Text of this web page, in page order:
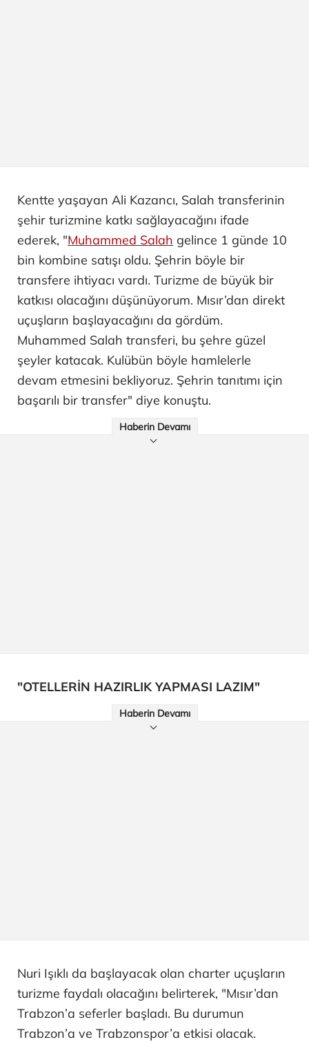
Kentte yaşayan Ali Kazancı, Salah transferinin
şehir turizmine katkı sağlayacağını ifade
ederek, "Muhammed Salah gelince 1 günde 10
bin kombine satışı oldu. Şehrin böyle bir
transfere ihtiyacı vardı. Turizme de büyük bir
katkısı olacağını düşünüyorum. Mısır’dan direkt
uçuşların başlayacağını da gördüm.
Muhammed Salah transferi, bu şehre güzel
şeyler katacak. Kulübün böyle hamlelerle
devam etmesini bekliyoruz. Şehrin tanıtımı için
başarılı bir transfer" diye konuştu.
Haberin Devamı
"OTELLERİN HAZIRLIK YAPMASI LAZIM"
Haberin Devamı
Nuri Işıklı da başlayacak olan charter uçuşların
turizme faydalı olacağını belirterek, "Mısır’dan
Trabzon’a seferler başladı. Bu durumun
Trabzon’a ve Trabzonspor’a etkisi olacak.